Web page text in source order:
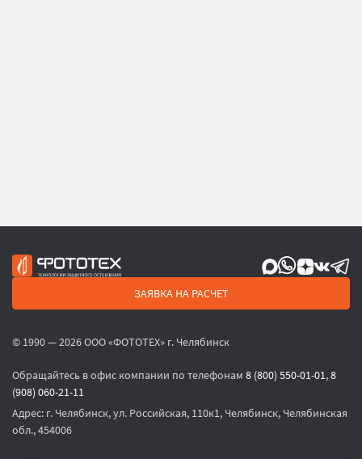
ЗАЯВКА НА РАСЧЕТ
© 1990 — 2026 ООО «ФОТОТЕХ» г. Челябинск
Обращайтесь в офис компании по телефонам 8 (800) 550-01-01,8
(908) 060-21-11
Адрес: г. Челябинск, ул. Российская, 110к1, Челябинск, Челябинская
обл., 454006